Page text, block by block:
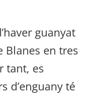
guanyat
Blanes en tres
tant, es
d’enguany té